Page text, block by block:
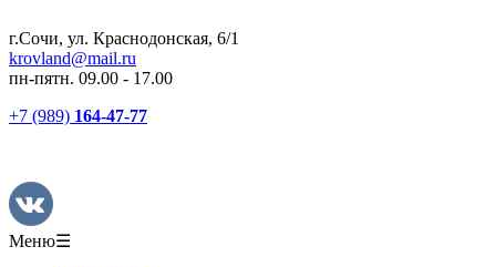
г.Сочи, ул. Краснодонская, 6/1
krovland@mail.ru
пн-пятн. 09.00 - 17.00
+7 (989) 164-47-77
Меню☰